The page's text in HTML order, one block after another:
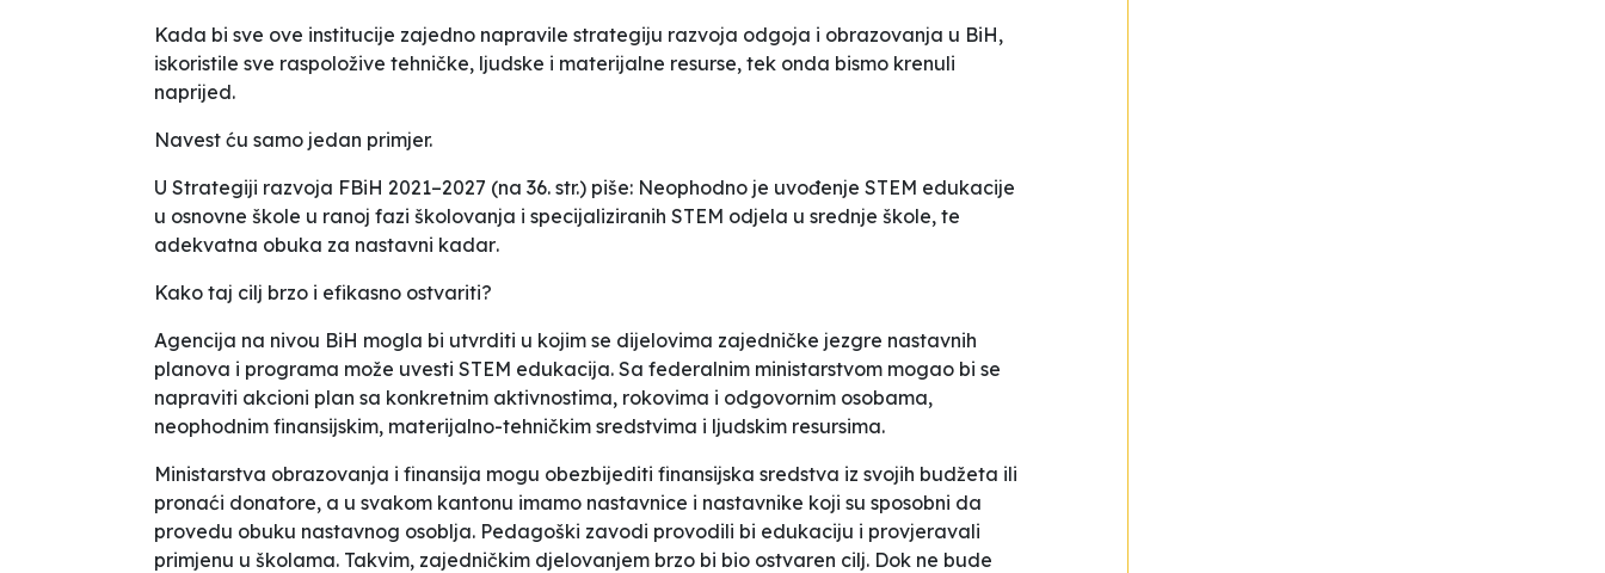
Kada bi sve ove institucije zajedno napravile strategiju razvoja odgoja i obrazovanja u BiH,
iskoristile sve raspoložive tehničke, ljudske i materijalne resurse, tek onda bismo krenuli
naprijed.
Navest ću samo jedan primjer.
U Strategiji razvoja FBiH 2021–2027 (na 36. str.) piše: Neophodno je uvođenje STEM edukacije
u osnovne škole u ranoj fazi školovanja i specijaliziranih STEM odjela u srednje škole, te
adekvatna obuka za nastavni kadar.
Kako taj cilj brzo i efikasno ostvariti?
Agencija na nivou BiH mogla bi utvrditi u kojim se dijelovima zajedničke jezgre nastavnih
planova i programa može uvesti STEM edukacija. Sa federalnim ministarstvom mogao bi se
napraviti akcioni plan sa konkretnim aktivnostima, rokovima i odgovornim osobama,
neophodnim finansijskim, materijalno-tehničkim sredstvima i ljudskim resursima.
Ministarstva obrazovanja i finansija mogu obezbijediti finansijska sredstva iz svojih budžeta ili
pronaći donatore, a u svakom kantonu imamo nastavnice i nastavnike koji su sposobni da
provedu obuku nastavnog osoblja. Pedagoški zavodi provodili bi edukaciju i provjeravali
primjenu u školama. Takvim, zajedničkim djelovanjem brzo bi bio ostvaren cilj. Dok ne bude